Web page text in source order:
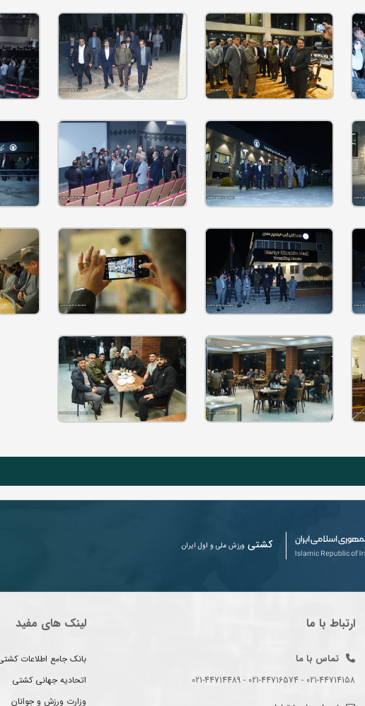
کشتی ورزش ملی و اول ایران
ارتباط با ما
تماس با ما
021-44714158 - 021-44716574 - 021-44714489
لینک های مفید
بانک جامع اطلاعات
اتحادیه جهانی کشتی
وزارت ورزش و جوانان